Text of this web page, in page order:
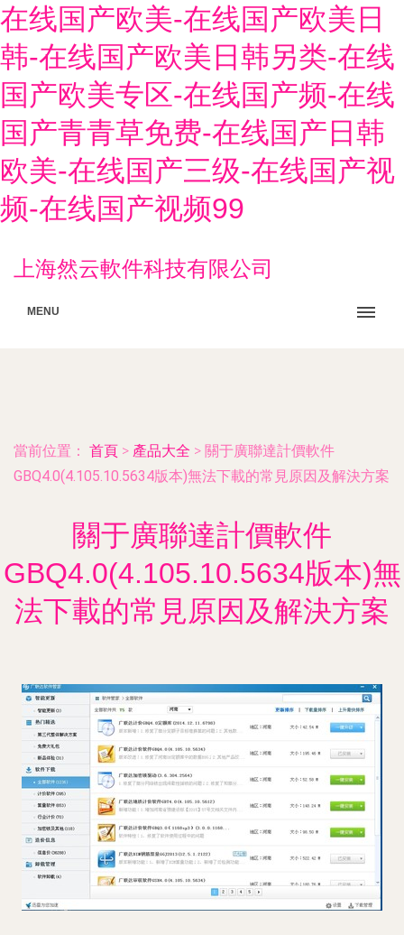
在线国产欧美-在线国产欧美日
韩-在线国产欧美日韩另类-在线
国产欧美专区-在线国产频-在线
国产青青草免费-在线国产日韩
欧美-在线国产三级-在线国产视
频-在线国产视频99
上海然云軟件科技有限公司
MENU
當前位置： 首頁 > 產品大全 > 關于廣聯達計價軟件
GBQ4.0(4.105.10.5634版本)無法下載的常見原因及解決方案
關于廣聯達計價軟件
GBQ4.0(4.105.10.5634版本)無
法下載的常見原因及解決方案